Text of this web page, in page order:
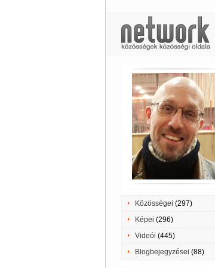
Közösségei (297)
Képei (296)
Videói (445)
Blogbejegyzései (88)